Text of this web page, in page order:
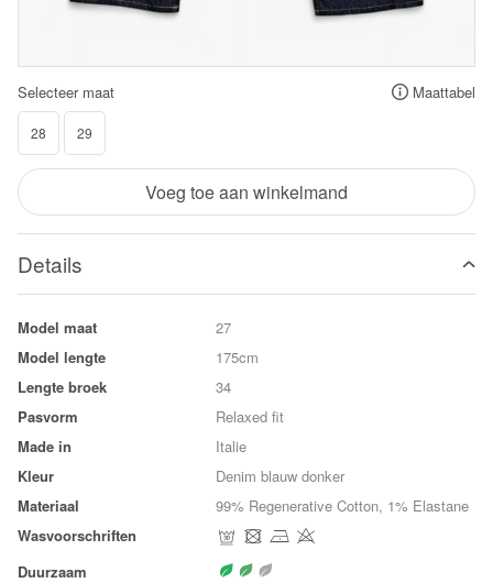
Selecteer maat Maattabel
28 29
Voeg toe aan winkelmand
Details
Model maat
27
Model lengte
175cm
Lengte broek
34
Pasvorm
Relaxed fit
Made in
Italie
Kleur
Denim blauw donker
Materiaal
99% Regenerative Cotton, 1% Elastane
Wasvoorschriften
Duurzaam